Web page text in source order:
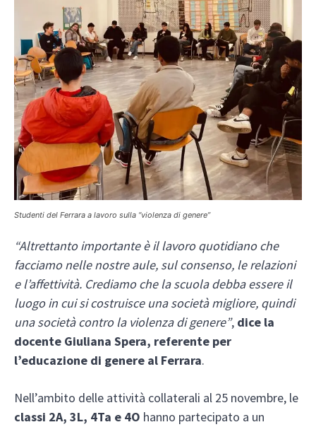
Studenti del Ferrara a lavoro sulla “violenza di genere”
“Altrettanto importante è il lavoro quotidiano che
facciamo nelle nostre aule, sul consenso, le relazioni
e l’affettività. Crediamo che la scuola debba essere il
luogo in cui si costruisce una società migliore, quindi
una società contro la violenza di genere”, dice la
docente Giuliana Spera, referente per
l’educazione di genere al Ferrara.
Nell’ambito delle attività collaterali al 25 novembre, le
classi 2A, 3L, 4Ta e 4O hanno partecipato a un